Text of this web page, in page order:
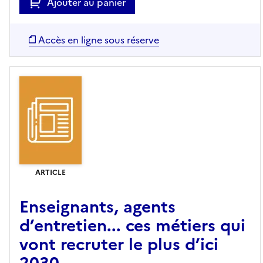
Accès en ligne sous réserve
ARTICLE
Enseignants, agents
d’entretien... ces métiers qui
vont recruter le plus d’ici